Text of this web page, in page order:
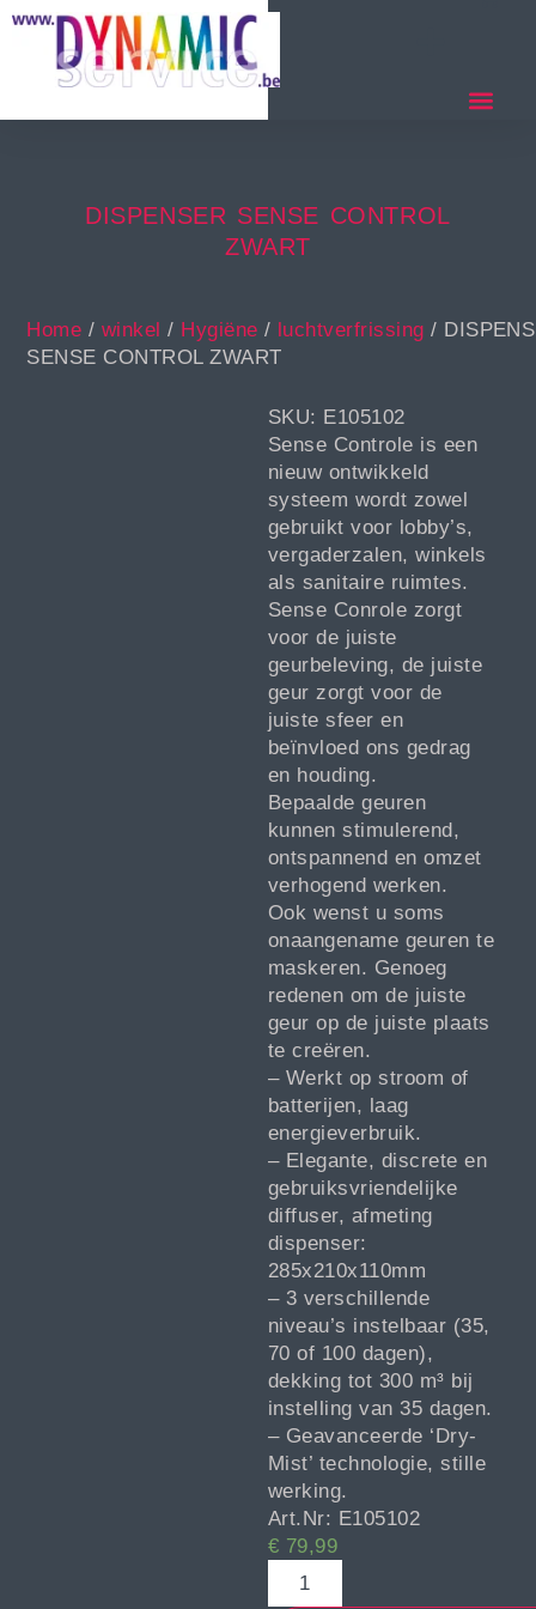
DISPENSER SENSE CONTROL
ZWART
Home / winkel / Hygiëne / luchtverfrissing /
SENSE CONTROL ZWART
SKU: E105102
Sense Controle is een
nieuw ontwikkeld
systeem wordt zowel
gebruikt voor lobby’s,
vergaderzalen, winkels
als sanitaire ruimtes.
Sense Conrole zorgt
voor de juiste
geurbeleving, de juiste
geur zorgt voor de
juiste sfeer en
beïnvloed ons gedrag
en houding.
Bepaalde geuren
kunnen stimulerend,
ontspannend en omzet
verhogend werken.
Ook wenst u soms
onaangename geuren te
maskeren. Genoeg
redenen om de juiste
geur op de juiste plaats
te creëren.
– Werkt op stroom of
batterijen, laag
energieverbruik.
– Elegante, discrete en
gebruiksvriendelijke
diffuser, afmeting
dispenser:
285x210x110mm
– 3 verschillende
niveau’s instelbaar (35,
70 of 100 dagen),
dekking tot 300 m³ bij
instelling van 35 dagen.
– Geavanceerde ‘Dry-
Mist’ technologie, stille
werking.
Art.Nr: E105102
€ 79,99